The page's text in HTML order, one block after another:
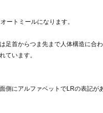
ートミールになります。
足首からつま先まで人体構造に合
ています。
側にアルファベットでLRの表記が